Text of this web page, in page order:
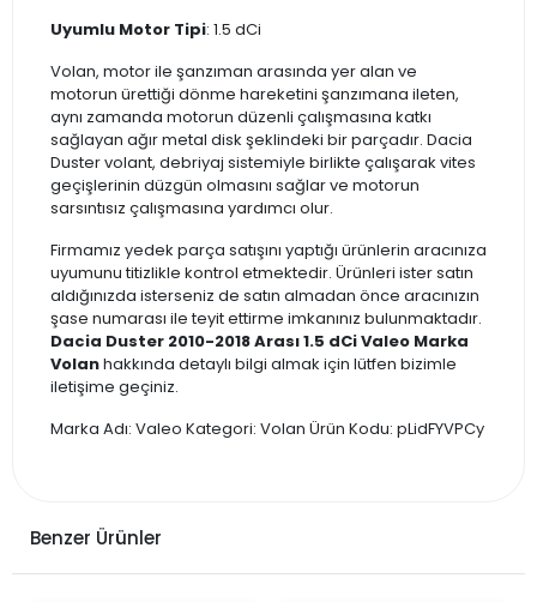
Uyumlu Motor Tipi: 1.5 dCi
Volan, motor ile şanzıman arasında yer alan ve
motorun ürettiği dönme hareketini şanzımana ileten,
aynı zamanda motorun düzenli çalışmasına katkı
sağlayan ağır metal disk şeklindeki bir parçadır. Dacia
Duster volant, debriyaj sistemiyle birlikte çalışarak vites
geçişlerinin düzgün olmasını sağlar ve motorun
sarsıntısız çalışmasına yardımcı olur.
Firmamız yedek parça satışını yaptığı ürünlerin aracınıza
uyumunu titizlikle kontrol etmektedir. Ürünleri ister satın
aldığınızda isterseniz de satın almadan önce aracınızın
şase numarası ile teyit ettirme imkanınız bulunmaktadır.
Dacia Duster 2010-2018 Arası 1.5 dCi Valeo Marka
Volanhakkında detaylı bilgi almak için lütfen bizimle
iletişime geçiniz.
Marka Adı: Valeo Kategori: Volan Ürün Kodu: pLidFYVPCy
Benzer Ürünler